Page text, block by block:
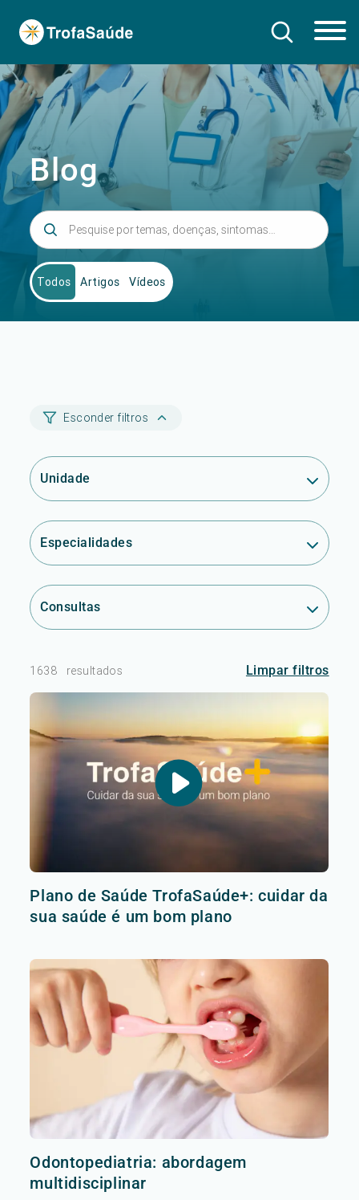
Blog
Todos Artigos Vídeos
Esconder filtros
Unidade
Especialidades
Consultas
1638 resultados Limpar filtros
Plano de Saúde TrofaSaúde+: cuidar da
sua saúde é um bom plano
Odontopediatria: abordagem
multidisciplinar